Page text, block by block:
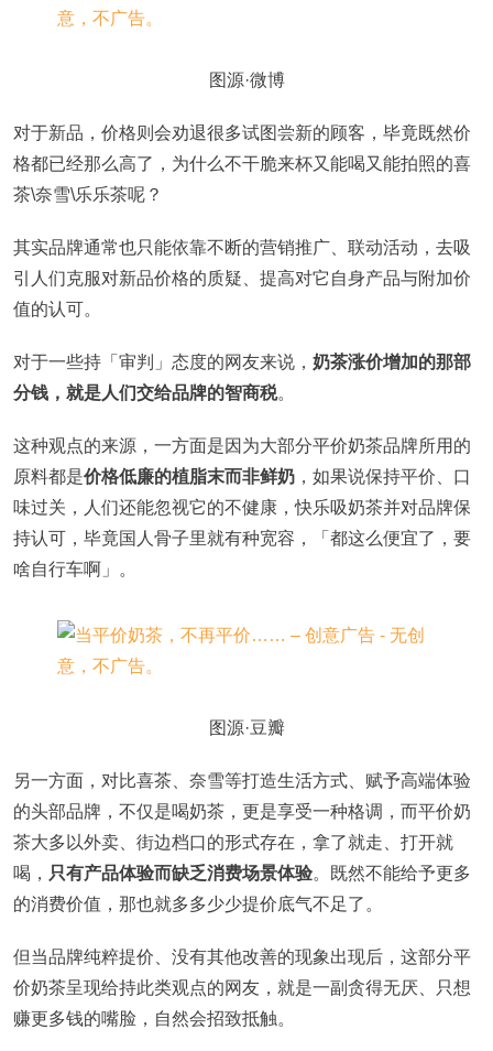
图源·微博
对于新品，价格则会劝退很多试图尝新的顾客，毕竟既然价
格都已经那么高了，为什么不干脆来杯又能喝又能拍照的喜
茶\奈雪\乐乐茶呢？
其实品牌通常也只能依靠不断的营销推广、联动活动，去吸
引人们克服对新品价格的质疑、提高对它自身产品与附加价
值的认可。
对于一些持「审判」态度的网友来说， 奶茶涨价增加的那部
分钱，就是人们交给品牌的智商税。
这种观点的来源，一方面是因为大部分平价奶茶品牌所用的
原料都是价格低廉的植脂末而非鲜奶 ，如果说保持平价、口
味过关，人们还能忽视它的不健康，快乐吸奶茶并对品牌保
持认可，毕竟国人骨子里就有种宽容，「都这么便宜了，要
啥自行车啊」。
图源·豆瓣
另一方面，对比喜茶、奈雪等打造生活方式、赋予高端体验
的头部品牌，不仅是喝奶茶，更是享受一种格调，而平价奶
茶大多以外卖、街边档口的形式存在，拿了就走、打开就
喝， 只有产品体验而缺乏消费场景体验。既然不能给予更多
的消费价值，那也就多多少少提价底气不足了。
但当品牌纯粹提价、没有其他改善的现象出现后，这部分平
价奶茶呈现给持此类观点的网友，就是一副贪得无厌、只想
赚更多钱的嘴脸，自然会招致抵触。